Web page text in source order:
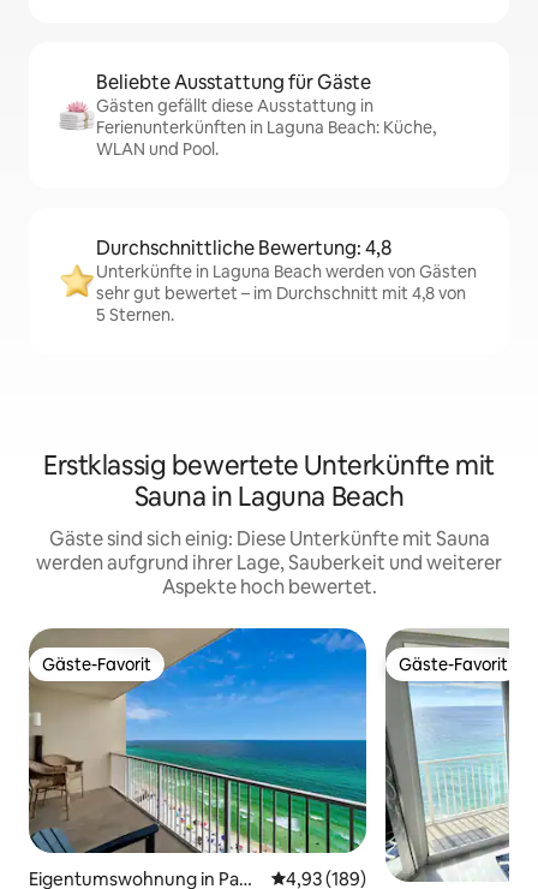
Beliebte Ausstattung für Gäste
Gästen gefällt diese Ausstattung in
Ferienunterkünften in Laguna Beach: Küche,
WLAN und Pool.
Durchschnittliche Bewertung: 4,8
Unterkünfte in Laguna Beach werden von Gästen
sehr gut bewertet – im Durchschnitt mit 4,8 von
5 Sternen.
Erstklassig bewertete Unterkünfte mit
Sauna in Laguna Beach
Gäste sind sich einig: Diese Unterkünfte mit Sauna
werden aufgrund ihrer Lage, Sauberkeit und weiterer
Aspekte hoch bewertet.
Gäste-Favorit
Gäste-Favorit
Eigentumswohnung in Pana
Durchschnittliche Bewertung:
4,93 (189)
Gäste-Favorit
Gäste-Favorit